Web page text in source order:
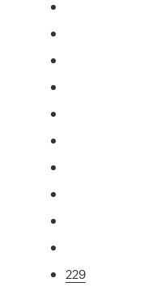
229